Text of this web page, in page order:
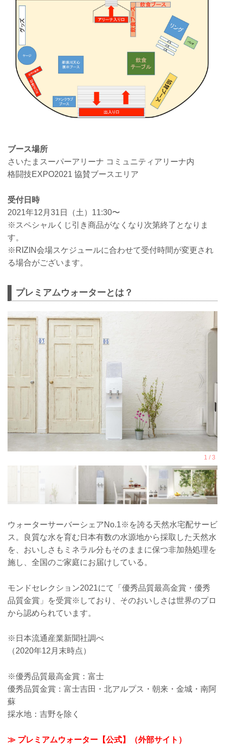
ブース場所
さいたまスーパーアリーナ コミュニティアリーナ内
格闘技EXPO2021 協賛ブースエリア
受付日時
2021年12月31日（土）11:30〜
※スペシャルくじ引き商品がなくなり次第終了となりま
す。
※RIZIN会場スケジュールに合わせて受付時間が変更され
る場合がございます。
プレミアムウォーターとは？
ウォーターサーバーシェアNo.1※を誇る天然水宅配サービ
ス。良質な水を育む日本有数の水源地から採取した天然水
を、おいしさもミネラル分もそのままに保つ非加熱処理を
施し、全国のご家庭にお届けしている。
モンドセレクション2021にて「優秀品質最高金賞・優秀
品質金賞」を受賞※しており、そのおいしさは世界のプロ
から認められています。
※日本流通産業新聞社調べ
（2020年12月末時点）
※優秀品質最高金賞：富士
優秀品質金賞：富士吉田・北アルプス・朝来・金城・南阿
蘇
採水地：吉野を除く
≫ プレミアムウォーター【公式】（外部サイト）